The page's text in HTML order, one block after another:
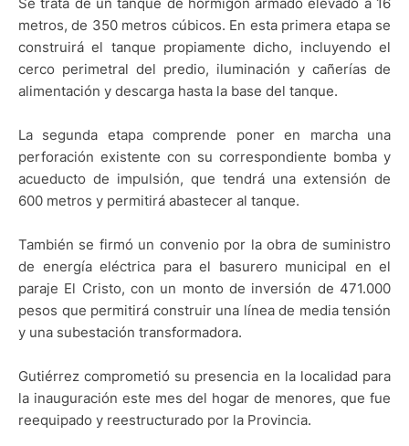
metros, de 350 metros cúbicos. En esta primera etapa se
construirá el tanque propiamente dicho, incluyendo el
cerco perimetral del predio, iluminación y cañerías de
alimentación y descarga hasta la base del tanque.
La segunda etapa comprende poner en marcha una
perforación existente con su correspondiente bomba y
acueducto de impulsión, que tendrá una extensión de
600 metros y permitirá abastecer al tanque.
También se firmó un convenio por la obra de suministro
de energía eléctrica para el basurero municipal en el
paraje El Cristo, con un monto de inversión de 471.000
pesos que permitirá construir una línea de media tensión
y una subestación transformadora.
Gutiérrez comprometió su presencia en la localidad para
la inauguración este mes del hogar de menores, que fue
reequipado y reestructurado por la Provincia.